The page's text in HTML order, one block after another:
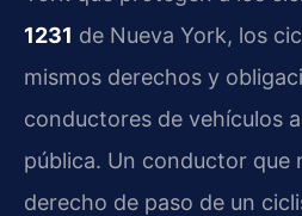
1231 de Nueva York, los
mismos derechos y
conductores de vehículos
pública. Un conductor que
derecho de paso de un